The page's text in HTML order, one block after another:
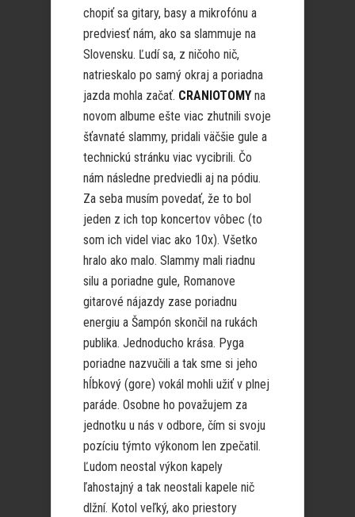
chopiť sa gitary, basy a mikrofónu a
predviesť nám, ako sa slammuje na
Slovensku. Ľudí sa, z ničoho nič,
natrieskalo po samý okraj a poriadna
jazda mohla začať. CRANIOTOMY na
novom albume ešte viac zhutnili svoje
šťavnaté slammy, pridali väčšie gule a
technickú stránku viac vycibrili. Čo
nám následne predviedli aj na pódiu.
Za seba musím povedať, že to bol
jeden z ich top koncertov vôbec (to
som ich videl viac ako 10x). Všetko
hralo ako malo. Slammy mali riadnu
silu a poriadne gule, Romanove
gitarové nájazdy zase poriadnu
energiu a Šampón skončil na rukách
publika. Jednoducho krása. Pyga
poriadne nazvučili a tak sme si jeho
hĺbkový (gore) vokál mohli užiť v plnej
paráde. Osobne ho považujem za
jednotku u nás v odbore, čím si svoju
pozíciu týmto výkonom len zpečatil.
Ľudom neostal výkon kapely
ľahostajný a tak neostali kapele nič
dlžní. Kotol veľký, ako priestory